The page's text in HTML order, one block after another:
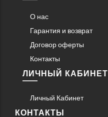
О нас
Гарантия и возврат
Договор оферты
Контакты
ЛИЧНЫЙ КАБИНЕТ
Личный Кабинет
КОНТАКТЫ